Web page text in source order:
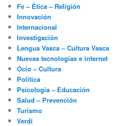
Fe – Ética – Religión
Innovación
Internacional
Investigación
Lengua Vasca – Cultura Vasca
Nuevas tecnologías e internet
Ocio – Cultura
Política
Psicología – Educación
Salud – Prevención
Turismo
Verdi